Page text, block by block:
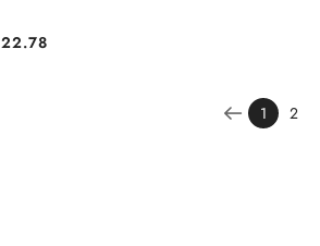
Cena:
22.78
1 2